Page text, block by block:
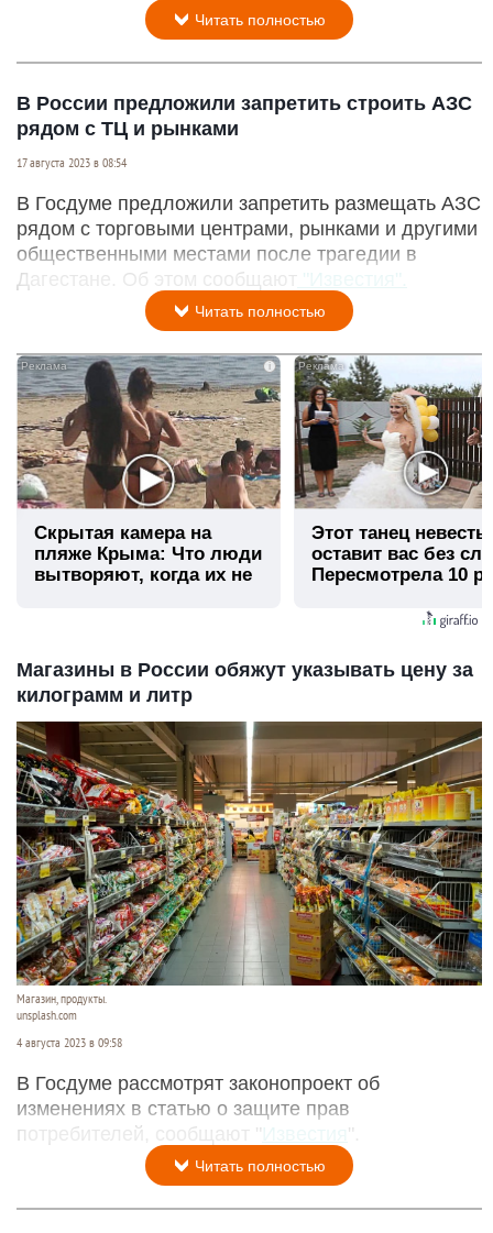
Читать полностью
В России предложили запретить строить АЗС
рядом с ТЦ и рынками
17 августа 2023 в 08:54
В Госдуме предложили запретить размещать АЗС
рядом с торговыми центрами, рынками и другими
общественными местами после трагедии в
Дагестане. Об этом сообщают "Известия".
Читать полностью
i
Скрытая камера на
пляже Крыма: Что люди
вытворяют, когда их не
Этот танец невесты
оставит вас без
Пересмотрела 10
Магазины в России обяжут указывать цену за
килограмм и литр
Магазин, продукты.
unsplash.com
4 августа 2023 в 09:58
В Госдуме рассмотрят законопроект об
изменениях в статью о защите прав
потребителей, сообщают "Известия ".
Читать полностью